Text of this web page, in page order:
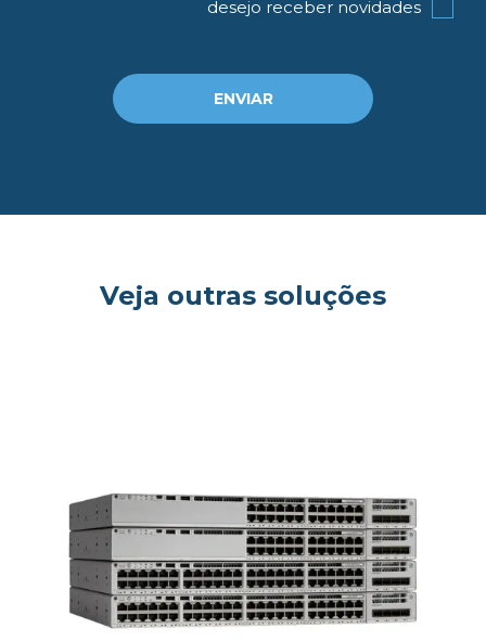
desejo receber novidades
ENVIAR
Veja outras soluções